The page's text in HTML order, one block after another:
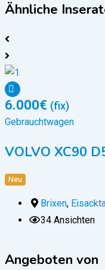
Ähnliche
6.000€ (fix)
Gebrauchtwagen
VOLVO XC90
Neu
Brixen,
34 Ansichten
Angeboten von